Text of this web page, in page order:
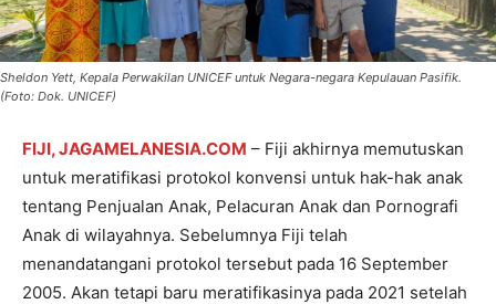
Sheldon Yett, Kepala Perwakilan UNICEF untuk Negara-negara Kepulauan Pasifik.
(Foto: Dok. UNICEF)
FIJI, JAGAMELANESIA.COM – Fiji akhirnya memutuskan
untuk meratifikasi protokol konvensi untuk hak-hak anak
tentang Penjualan Anak, Pelacuran Anak dan Pornografi
Anak di wilayahnya. Sebelumnya Fiji telah
menandatangani protokol tersebut pada 16 September
2005. Akan tetapi baru meratifikasinya pada 2021 setelah